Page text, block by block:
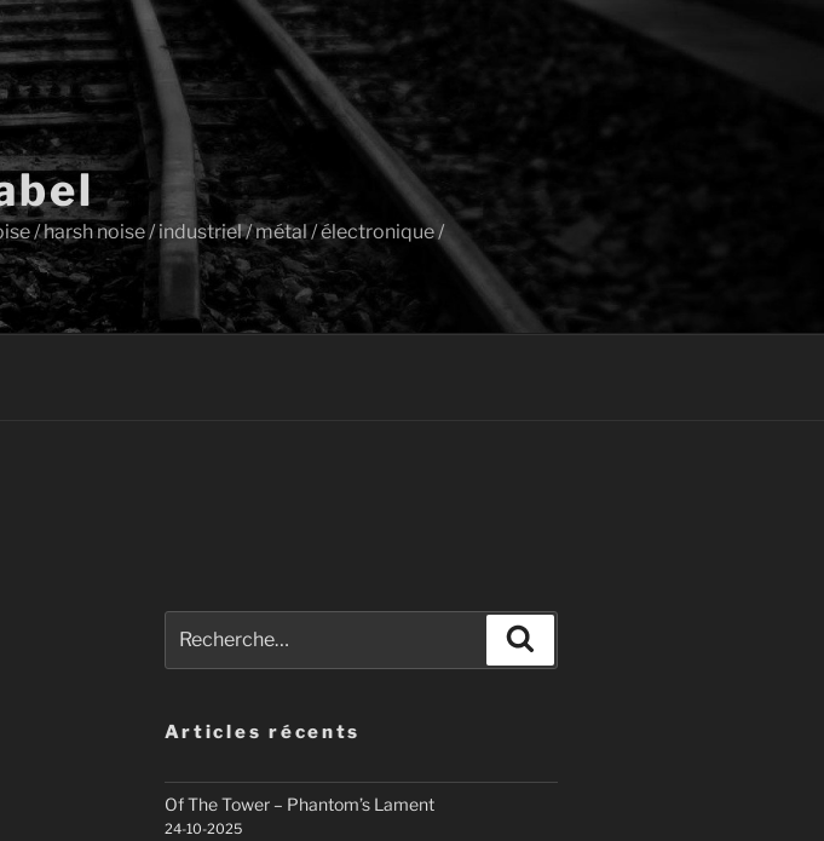
/ harsh noise / industriel / métal / électronique /
pour
:
Articles récents
Of The Tower – Phantom’s Lament
24-10-2025